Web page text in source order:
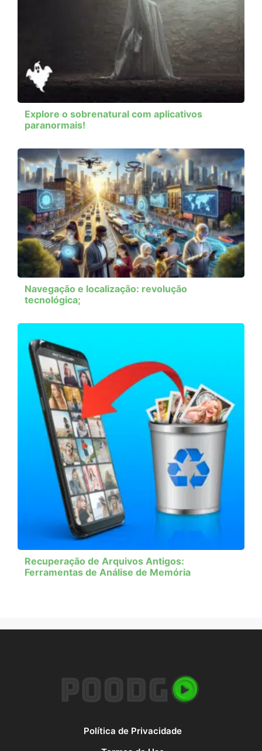
Explore o sobrenatural com aplicativos
paranormais!
Navegação e localização: revolução
tecnológica;
Recuperação de Arquivos Antigos:
Ferramentas de Análise de Memória
Política de Privacidade